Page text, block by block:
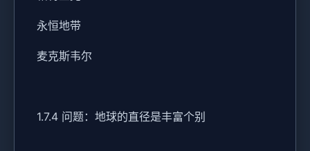
永恒地带
麦克斯韦尔
1.7.4 问题：地球的直径是丰富个别